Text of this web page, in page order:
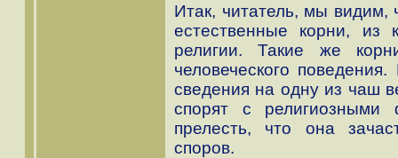
Итак, читатель, мы видим,
естественные корни, из
религии. Такие же
человеческого
сведения на одну из чаш
спорят с
прелесть, что она
споров.